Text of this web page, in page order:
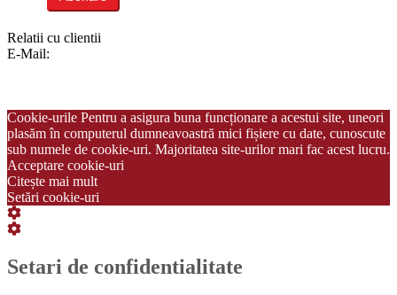
Relatii cu clientii
E-Mail:
Cookie-urile Pentru a asigura buna funcționare a acestui site, uneori
plasăm în computerul dumneavoastră mici fișiere cu date, cunoscute
sub numele de cookie-uri. Majoritatea site-urilor mari fac acest lucru.
Acceptare cookie-uri
Citește mai mult
Setări cookie-uri
Setări
cookie
Setări
box
Setari de confidentialitate